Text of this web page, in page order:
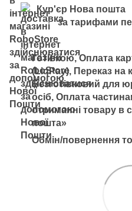
Кур'єр
за тарифами
Готівкою, Оплата
(LiqPay), Переказ на
Безготівковий для
осіб, Оплата
отриманні товару в
пошта»
Обмін/повернення